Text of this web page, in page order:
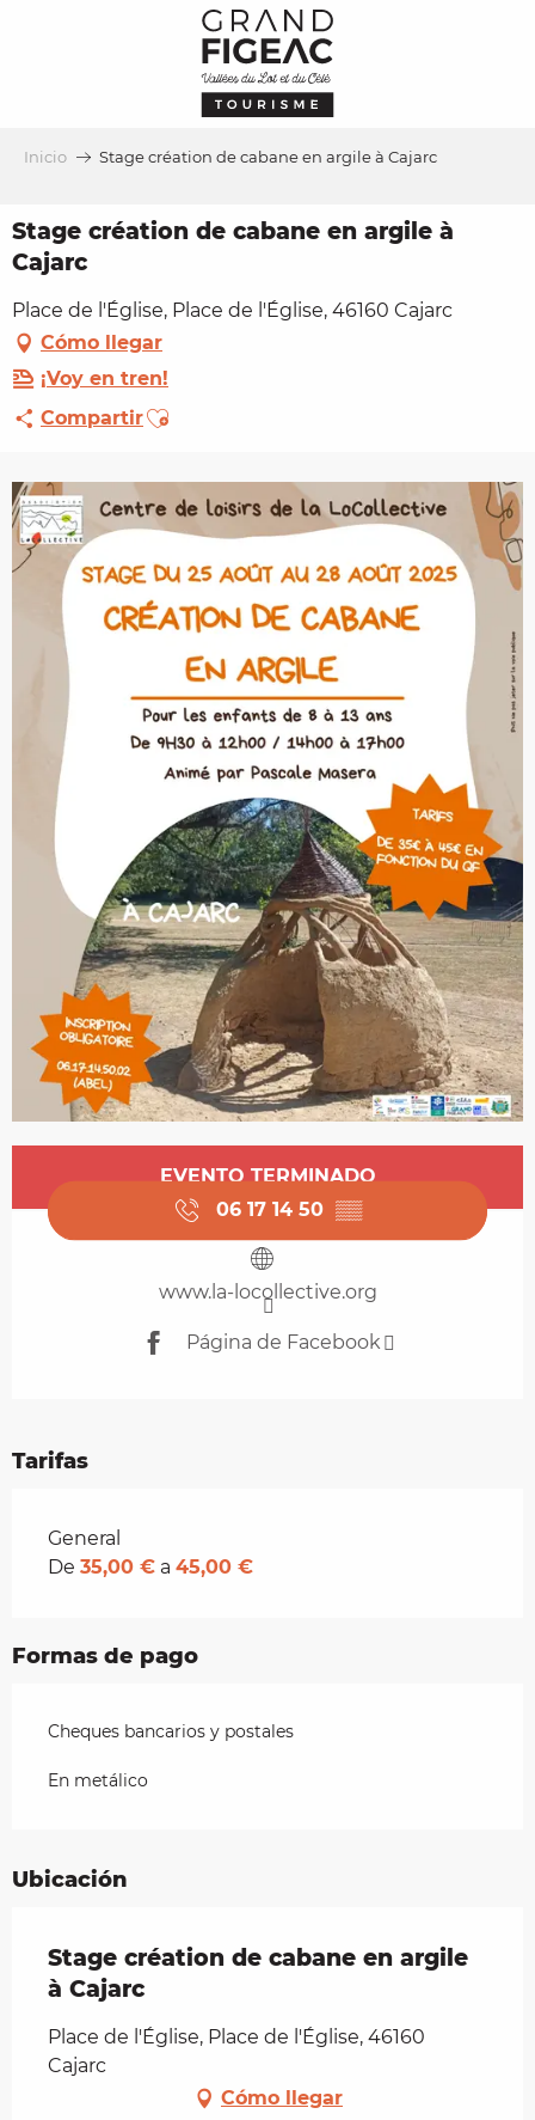
Inicio Stage création de cabane en argile à Cajarc
Stage création de cabane en argile à
Cajarc
Place de l'Église, Place de l'Église, 46160 Cajarc
Cómo llegar
¡Voy en tren!
CompartirAjouter aux favoris
Horarios y datos de contacto
EVENTO TERMINADO
06 17 14 50 ▒▒
www.la-locollective.org
Página de Facebook
Tarifas
Tarifas 2026
General
De 35,00 € a 45,00 €
Formas de pago
Cheques bancarios y postales
En metálico
Ubicación
Stage création de cabane en argile
à Cajarc
Place de l'Église, Place de l'Église, 46160
Cajarc
Cómo llegar